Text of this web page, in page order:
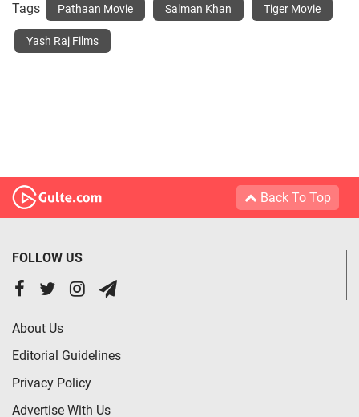
Tags Pathaan Movie Salman Khan Tiger Movie
Yash Raj Films
Back To Top
FOLLOW US
About Us
Editorial Guidelines
Privacy Policy
Advertise With Us